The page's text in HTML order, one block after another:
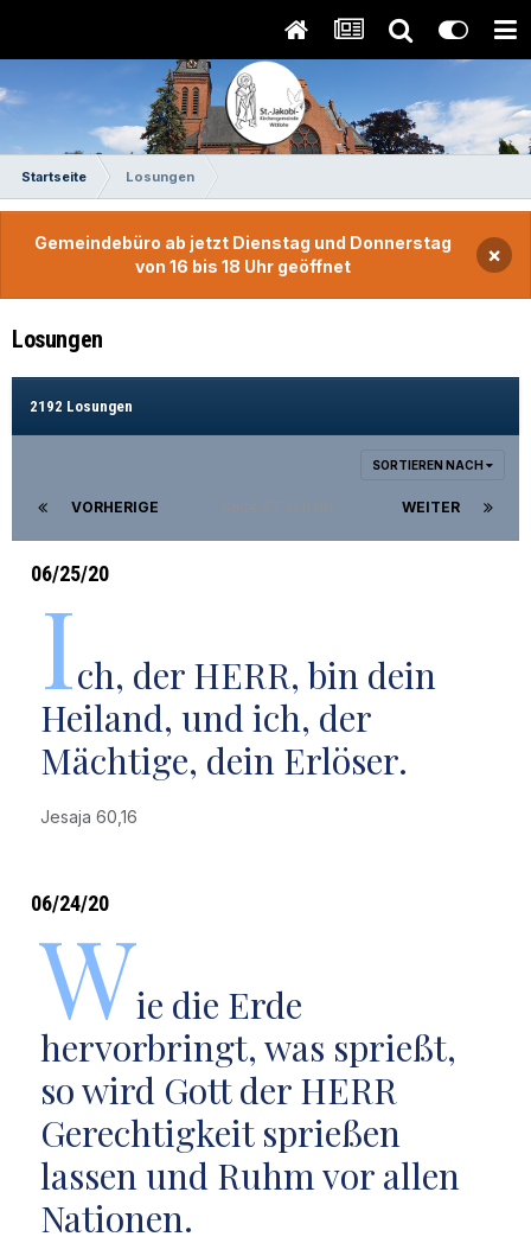
Startseite Losungen
Gemeindebüro ab jetzt Dienstag und Donnerstag
von 16 bis 18 Uhr geöffnet
×
Losungen
2192 Losungen
SORTIEREN NACH
VORHERIGE WEITER
06/25/20
Ich, der HERR, bin dein
Heiland, und ich, der
Mächtige, dein Erlöser.
Jesaja 60,16
06/24/20
Wie die Erde
hervorbringt, was sprießt,
so wird Gott der HERR
Gerechtigkeit sprießen
lassen und Ruhm vor allen
Nationen.